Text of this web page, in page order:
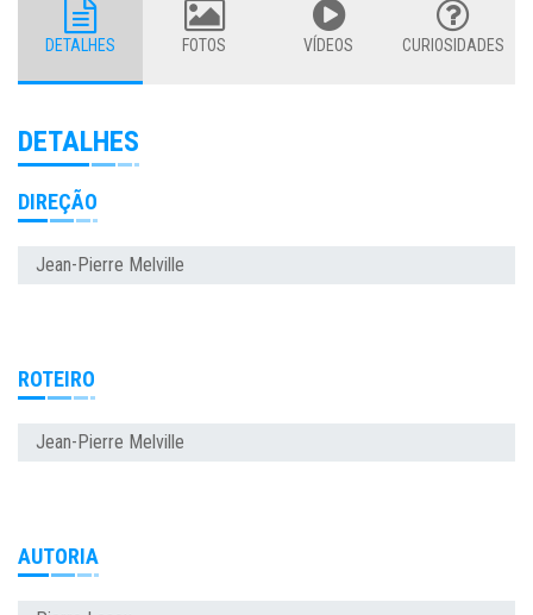
DETALHES FOTOS VÍDEOS CURIOSIDADES
DETALHES
DIREÇÃO
Jean-Pierre Melville
ROTEIRO
Jean-Pierre Melville
AUTORIA